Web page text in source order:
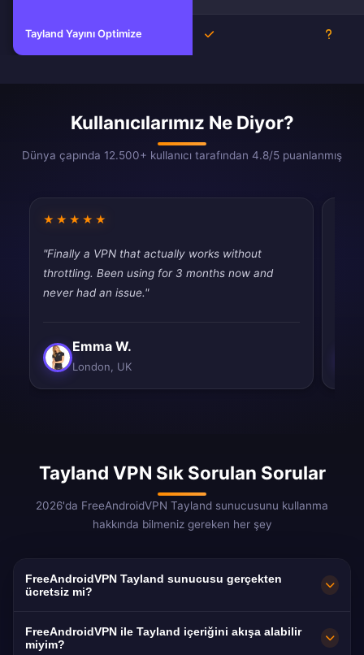
Tayland Yayını Optimize Evet
Kullanıcılarımız Ne Diyor?
Dünya çapında 12.500+ kullanıcı tarafından 4.8/5 puanlanmış
★★★★★
"Finally a VPN that actually works without
throttling. Been using for 3 months now and
never had an issue."
Emma W.
London, UK
Tayland VPN Sık Sorulan Sorular
2026'da FreeAndroidVPN Tayland sunucusunu kullanma
hakkında bilmeniz gereken her şey
FreeAndroidVPN Tayland sunucusu gerçekten
ücretsiz mi?
Evet! FreeAndroidVPN Tayland sunucusu %100
ücretsizdir. Bangkok, Chiang Mai, Pattaya,
FreeAndroidVPN ile Tayland içeriğini akışa alabilir
miyim?